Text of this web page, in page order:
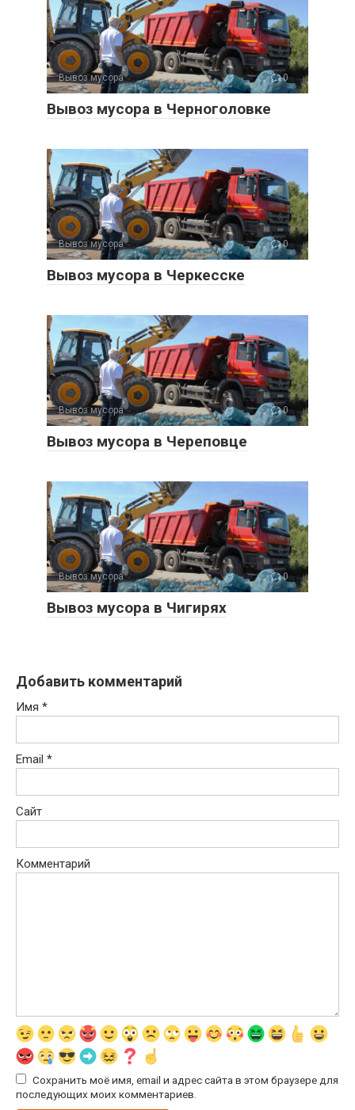
Вывоз мусора 0
Вывоз мусора в Черноголовке
Вывоз мусора 0
Вывоз мусора в Черкесске
Вывоз мусора 0
Вывоз мусора в Череповце
Вывоз мусора 0
Вывоз мусора в Чигирях
Добавить комментарий
Имя *
Email *
Сайт
Комментарий
Сохранить моё имя, email и адрес сайта в этом браузере для
последующих моих комментариев.